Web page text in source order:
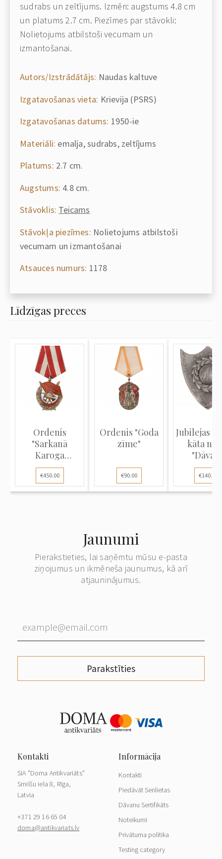
sudrabs un zeltījums. Izmēri: augstums 4.8 cm
un platums 2.7 cm. Piezīmes par stāvokli:
Nolietojums atbilstoši vecumam un
izmantošanai.
Autors/Izstrādātājs: Naudas kaltuve
Izgatavošanas vieta: Krievija (PSRS)
Izgatavošanas datums: 1950-ie
Materiāli: emalja, sudrabs, zeltījums
Platums: 2.7 cm.
Augstums: 4.8 cm.
Stāvoklis: Teicams
Stāvokļa piezīmes: Nolietojums atbilstoši
vecumam un izmantošanai
Atsauces numurs: 1178
Līdzīgas preces
Ordenis
"Sarkanā
Karoga
ordenis"
€450.00
Ordenis "Goda
zīme"
€90.00
Jubilejas
kāta
€140.00
Jaunumi
Pierakstieties, lai saņēmtu mūsu e-pasta
ziņojumus un ikmēneša jaunumus, kā arī
atjauninājumus.
Parakstīties
SIA "Doma Antikvariāts"
Smilšu iela 8, Rīga,
Latvia
+371 29 16 65 04
doma@antikvariats.lv
Kontakti
Piedāvāt Senlietas
Dāvanu Sertifikāts
Noteikumi
Privātuma politika
Testing category